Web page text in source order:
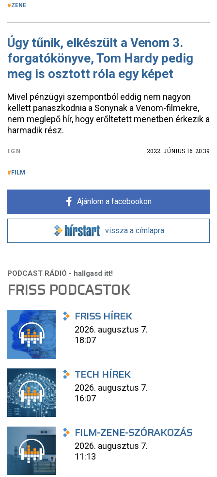
ZENE
Úgy tűnik, elkészült a Venom 3.
forgatókönyve, Tom Hardy pedig
meg is osztott róla egy képet
Mivel pénzügyi szempontból eddig nem nagyon
kellett panaszkodnia a Sonynak a Venom-filmekre,
nem meglepő hír, hogy erőltetett menetben érkezik a
harmadik rész.
IGN 2022. JÚNIUS 16. 20:39
FILM
Ajánlom a facebookon
vissza a címlapra
FRISS PODCASTOK
FRISS HÍREK
2026. augusztus 7.
18:07
TECH HÍREK
2026. augusztus 7.
16:07
FILM-ZENE-SZÓRAKOZÁS
2026. augusztus 7.
11:13